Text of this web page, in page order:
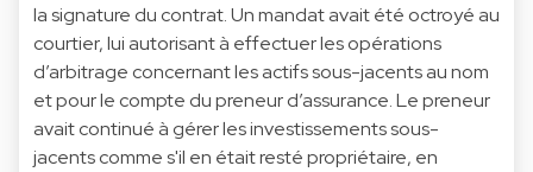
la signature du contrat. Un mandat avait été octroyé au
courtier, lui autorisant à effectuer les opérations
d’arbitrage concernant les actifs sous-jacents au nom
et pour le compte du preneur d’assurance. Le preneur
avait continué à gérer les investissements sous-
jacents comme s'il en était resté propriétaire, en